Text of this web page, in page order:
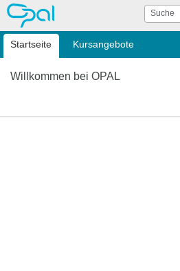
OPAL Suche
Startseite Kursangebote
Willkommen bei OPAL